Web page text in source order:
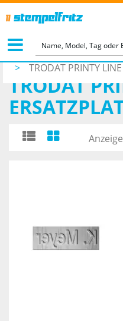
>
ERSATZPLATTEN
>
TRODAT PRINTY
TRODAT